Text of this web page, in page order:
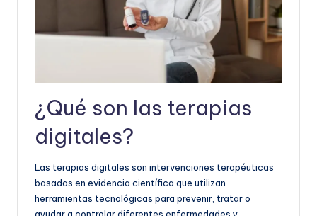
¿Qué son las terapias
digitales?
Las terapias digitales son intervenciones terapéuticas
basadas en evidencia científica que utilizan
herramientas tecnológicas para prevenir, tratar o